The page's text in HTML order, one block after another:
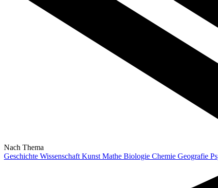
Nach Thema
Geschichte Wissenschaft Kunst Mathe Biologie Chemie Geografie